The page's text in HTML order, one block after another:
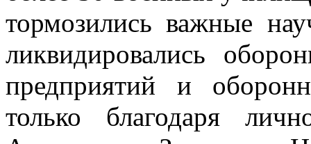
тормозились важные
ликвидировались
предприятий и
только благодаря